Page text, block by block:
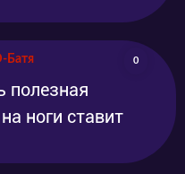
Батя 0
полезная
ноги ставит